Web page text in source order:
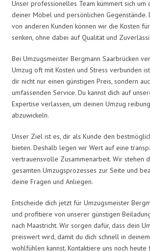
Unser professionelles Team kümmert sich um
deiner Möbel und persönlichen Gegenstände.
von anderen Kunden können wir die Kosten
senken, ohne dabei auf Qualität und
Bei Umzugsmeister Bergmann Saarbrücken
Umzug oft mit Kosten und Stress verbunden
dir nicht nur einen günstigen Preis, sondern
umfassenden Service. Du kannst dich auf
Expertise verlassen, um deinen Umzug
abzuwickeln.
Unser Ziel ist es, dir als Kunde den
bieten. Deshalb legen wir Wert auf eine
vertrauensvolle Zusammenarbeit. Wir stehen
gesamten Umzugsprozesses zur Seite und
deine Fragen und Anliegen.
Entscheide dich jetzt für Umzugsmeister
und profitiere von unserer günstigen
nach Maastricht. Wir sorgen dafür, dass dein
preiswert wird, damit du dich schnell in
wohlfühlen kannst. Kontaktiere uns noch heute